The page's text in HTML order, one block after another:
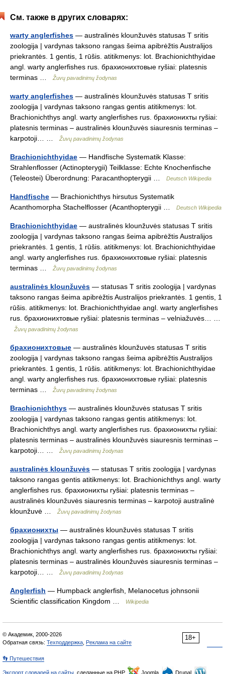
См. также в других словарях:
warty anglerfishes — australinės klounžuvės statusas T sritis
zoologija | vardynas taksono rangas šeima apibrėžtis Australijos
priekrantės. 1 gentis, 1 rūšis. atitikmenys: lot. Brachionichthyidae
angl. warty anglerfishes rus. брахионихтовые ryšiai: platesnis
terminas …
Žuvų pavadinimų žodynas
warty anglerfishes — australinės klounžuvės statusas T sritis
zoologija | vardynas taksono rangas gentis atitikmenys: lot.
Brachionichthys angl. warty anglerfishes rus. брахионихты ryšiai:
platesnis terminas – australinės klounžuvės siauresnis terminas –
karpotoji… …
Žuvų pavadinimų žodynas
Brachionichthyidae — Handfische Systematik Klasse:
Strahlenflosser (Actinopterygii) Teilklasse: Echte Knochenfische
(Teleostei) Überordnung: Paracanthopterygii …
Deutsch Wikipedia
Handfische — Brachionichthys hirsutus Systematik
Acanthomorpha Stachelflosser (Acanthopterygii …
Deutsch Wikipedia
Brachionichthyidae — australinės klounžuvės statusas T sritis
zoologija | vardynas taksono rangas šeima apibrėžtis Australijos
priekrantės. 1 gentis, 1 rūšis. atitikmenys: lot. Brachionichthyidae
angl. warty anglerfishes rus. брахионихтовые ryšiai: platesnis
terminas …
Žuvų pavadinimų žodynas
australinės klounžuvės — statusas T sritis zoologija | vardynas
taksono rangas šeima apibrėžtis Australijos priekrantės. 1 gentis, 1
rūšis. atitikmenys: lot. Brachionichthyidae angl. warty anglerfishes
rus. брахионихтовые ryšiai: platesnis terminas – velniažuvės… …
Žuvų pavadinimų žodynas
брахионихтовые — australinės klounžuvės statusas T sritis
zoologija | vardynas taksono rangas šeima apibrėžtis Australijos
priekrantės. 1 gentis, 1 rūšis. atitikmenys: lot. Brachionichthyidae
angl. warty anglerfishes rus. брахионихтовые ryšiai: platesnis
terminas …
Žuvų pavadinimų žodynas
Brachionichthys — australinės klounžuvės statusas T sritis
zoologija | vardynas taksono rangas gentis atitikmenys: lot.
Brachionichthys angl. warty anglerfishes rus. брахионихты ryšiai:
platesnis terminas – australinės klounžuvės siauresnis terminas –
karpotoji… …
Žuvų pavadinimų žodynas
australinės klounžuvės — statusas T sritis zoologija | vardynas
taksono rangas gentis atitikmenys: lot. Brachionichthys angl. warty
anglerfishes rus. брахионихты ryšiai: platesnis terminas –
australinės klounžuvės siauresnis terminas – karpotoji australinė
klounžuvė …
Žuvų pavadinimų žodynas
брахионихты — australinės klounžuvės statusas T sritis
zoologija | vardynas taksono rangas gentis atitikmenys: lot.
Brachionichthys angl. warty anglerfishes rus. брахионихты ryšiai:
platesnis terminas – australinės klounžuvės siauresnis terminas –
karpotoji… …
Žuvų pavadinimų žodynas
Anglerfish — Humpback anglerfish, Melanocetus johnsonii
Scientific classification Kingdom …
Wikipedia
18+
© Академик, 2000-2026
Обратная связь: Техподдержка Реклама на сайте
👣 Путешествия
Экспорт словарей на сайты , сделанные на PHP, Joomla, Drupal,